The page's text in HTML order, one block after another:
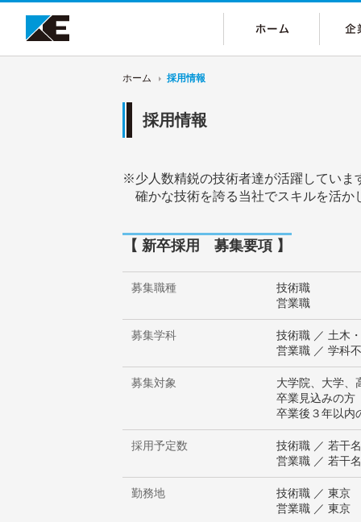
ホーム 採用情報
採用情報
※少人数精鋭の技術者達が活躍していま
確かな技術を誇る当社でスキルを活
【 新卒採用 募集要項 】
募集職種
技術職
営業職
募集学科
技術職 ／ 土木
営業職 ／ 学科
募集対象
大学院、大学
卒業見込みの方
卒業後３年以内
採用予定数
技術職 ／ 若干名
営業職 ／ 若干名
勤務地
技術職 ／ 東京
営業職 ／ 東